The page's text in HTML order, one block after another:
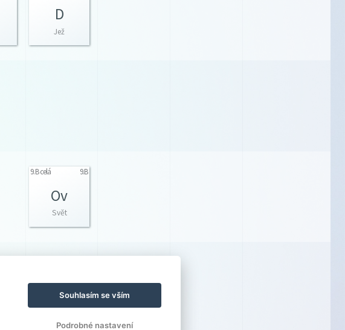
D
Jež
9.B celá 9.B
Ov
Svět
Souhlasím se vším
Podrobné nastavení